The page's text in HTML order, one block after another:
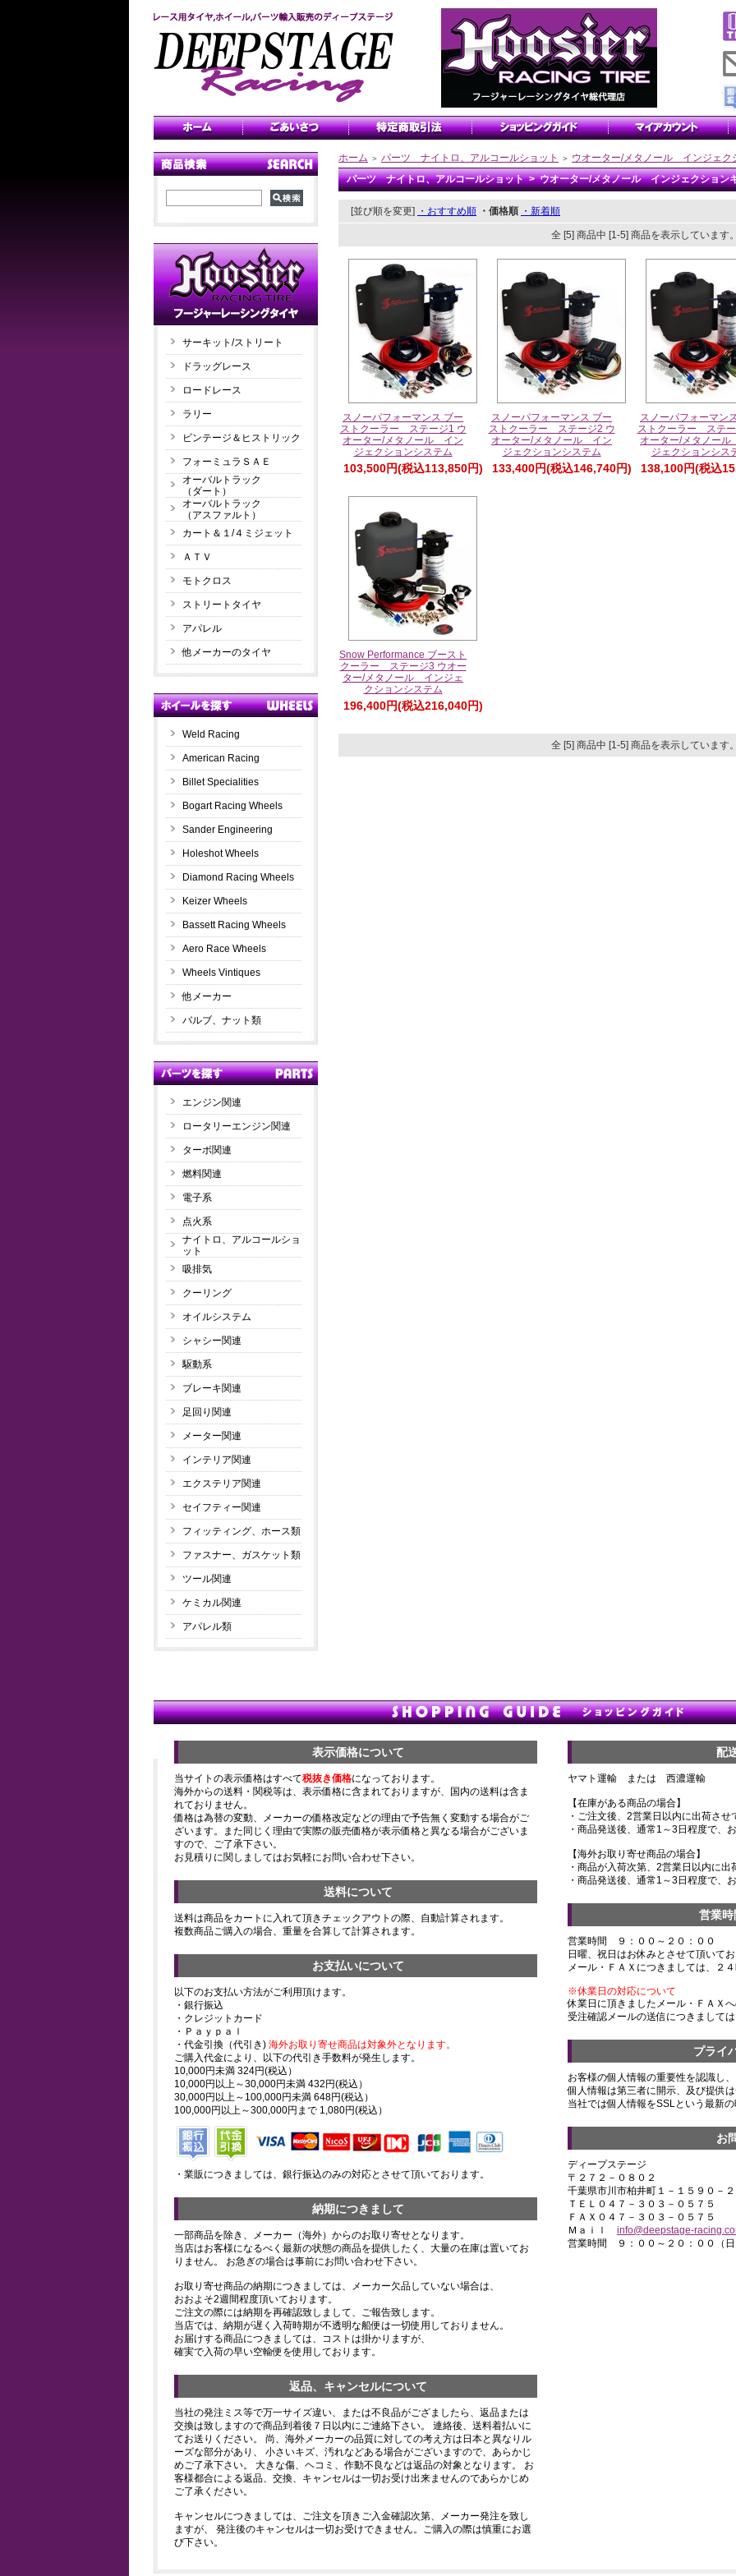
サーキット/ストリート
ドラッグレース
ロードレース
ラリー
ビンテージ＆ヒストリック
フォーミュラＳＡＥ
オーバルトラック
（ダート）
オーバルトラック
（アスファルト）
カート＆１/４ミジェット
ＡＴＶ
モトクロス
ストリートタイヤ
アパレル
他メーカーのタイヤ
Weld Racing
American Racing
Billet Specialities
Bogart Racing Wheels
Sander Engineering
Holeshot Wheels
Diamond Racing Wheels
Keizer Wheels
Bassett Racing Wheels
Aero Race Wheels
Wheels Vintiques
他メーカー
バルブ、ナット類
エンジン関連
ロータリーエンジン関連
ターボ関連
燃料関連
電子系
点火系
ナイトロ、アルコールショ
ット
吸排気
クーリング
オイルシステム
シャシー関連
駆動系
ブレーキ関連
足回り関連
メーター関連
インテリア関連
エクステリア関連
セイフティー関連
フィッティング、ホース類
ファスナー、ガスケット類
ツール関連
ケミカル関連
アパレル類
ホーム ＞ パーツ ナイトロ、アルコールショット ＞ ウオーター/メタノール インジェク
パーツ ナイトロ、アルコールショット > ウオーター/メタノール インジェクション
[並び順を変更] ・おすすめ順 ・価格順 ・新着順
全 [5] 商品中 [1-5] 商品を表示しています
スノーパフォーマンス ブー
ストクーラー ステージ1 ウ
オーター/メタノール イン
ジェクションシステム
103,500円(税込113,850円)
スノーパフォーマンス ブー
ストクーラー ステージ2 ウ
オーター/メタノール イン
ジェクションシステム
133,400円(税込146,740円)
スノーパフォーマン
ストクーラー ステ
オーター/メタノー
ジェクションシス
138,100円(税込
Snow Performance ブースト
クーラー ステージ3 ウオー
ター/メタノール インジェ
クションシステム
196,400円(税込216,040円)
全 [5] 商品中 [1-5] 商品を表示しています
表示価格について
当サイトの表示価格はすべて税抜き価格になっております。
海外からの送料・関税等は、表示価格に含まれておりますが、国内の送料は含ま
れておりません。
価格は為替の変動、メーカーの価格改定などの理由で予告無く変動する場合がご
ざいます。また同じく理由で実際の販売価格が表示価格と異なる場合がございま
すので、ご了承下さい。
お見積りに関しましてはお気軽にお問い合わせ下さい。
送料について
送料は商品をカートに入れて頂きチェックアウトの際、自動計算されます。
複数商品ご購入の場合、重量を合算して計算されます。
お支払いについて
以下のお支払い方法がご利用頂けます。
・銀行振込
・クレジットカード
・Ｐａｙｐａｌ
・代金引換（代引き) 海外お取り寄せ商品は対象外となります。
ご購入代金により、以下の代引き手数料が発生します。
10,000円未満 324円(税込）
10,000円以上～30,000円未満 432円(税込）
30,000円以上～100,000円未満 648円(税込）
100,000円以上～300,000円まで 1,080円(税込）
・業販につきましては、銀行振込のみの対応とさせて頂いております。
納期につきまして
一部商品を除き、メーカー（海外）からのお取り寄せとなります。
当店はお客様になるべく最新の状態の商品を提供したく、大量の在庫は置いてお
りません。 お急ぎの場合は事前にお問い合わせ下さい。
お取り寄せ商品の納期につきましては、メーカー欠品していない場合は、
おおよそ2週間程度頂いております。
ご注文の際には納期を再確認致しまして、ご報告致します。
当店では、納期が遅く入荷時期が不透明な船便は一切使用しておりません。
お届けする商品につきましては、コストは掛かりますが、
確実で入荷の早い空輸便を使用しております。
返品、キャンセルについて
当社の発注ミス等で万一サイズ違い、または不良品がござましたら、返品または
交換は致しますので商品到着後７日以内にご連絡下さい。 連絡後、送料着払いに
てお送りください。 尚、海外メーカーの品質に対しての考え方は日本と異なりル
ーズな部分があり、 小さいキズ、汚れなどある場合がございますので、あらかじ
めご了承下さい。 大きな傷、ヘコミ、作動不良などは返品の対象となります。 お
客様都合による返品、交換、キャンセルは一切お受け出来ませんのであらかじめ
ご了承ください。
キャンセルにつきましては、ご注文を頂きご入金確認次第、メーカー発注を致し
ますが、 発注後のキャンセルは一切お受けできません。ご購入の際は慎重にお選
び下さい。
配
ヤマト運輸 または 西濃運輸
【在庫がある商品の場合】
・ご注文後、2営業日以内に出荷させ
・商品発送後、通常1～3日程度で、
【海外お取り寄せ商品の場合】
・商品が入荷次第、2営業日以内に
・商品発送後、通常1～3日程度で、
営業
営業時間 ９：００～２０：００
日曜、祝日はお休みとさせて頂いて
メール・ＦＡＸにつきましては、２
※休業日の対応について
休業日に頂きましたメール・ＦＡＸ
受注確認メールの送信につきまして
プライ
お客様の個人情報の重要性を認識し
個人情報は第三者に開示、及び提供
当社では個人情報をSSLという最新
お
ディープステージ
〒２７２－０８０２
千葉県市川市柏井町１－１５９０－
ＴＥＬ０４７－３０３－０５７５
ＦＡＸ０４７－３０３－０５７５
Ｍａｉｌ info@deepstage-
営業時間 ９：００～２０：００（